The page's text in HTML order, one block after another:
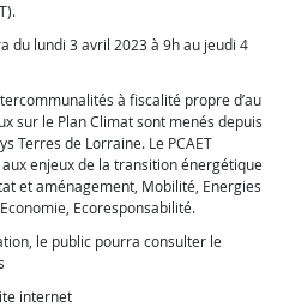
du lundi 3 avril 2023 à 9h au jeudi 4
à fiscalité propre d’au
sur le Plan Climat sont menés depuis
Terres de Lorraine. Le PCAET
enjeux de la transition énergétique
et aménagement, Mobilité, Energies
Ecoresponsabilité.
le public pourra consulter le
internet